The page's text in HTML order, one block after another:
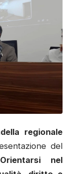
regionale
del
nel